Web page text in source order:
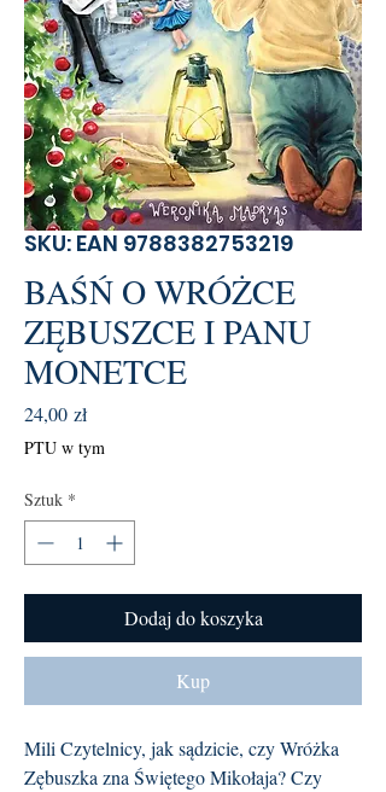
SKU: EAN 9788382753219
BAŚŃ O WRÓŻCE
ZĘBUSZCE I PANU
MONETCE
24,00 złCena
PTU w tym
Sztuk *
Dodaj do koszyka
Kup
Mili Czytelnicy, jak sądzicie, czy Wróżka
Zębuszka zna Świętego Mikołaja? Czy